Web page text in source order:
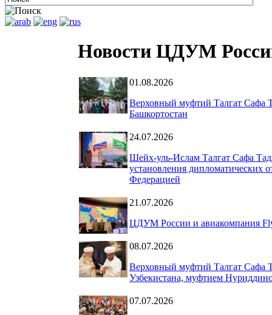
Новости ЦДУМ
01.08.2026
Верховный муфтий Талгат Сафа
Башкортостан
24.07.2026
Шейх-уль-Ислам Талгат Сафа
установления дипломатических
Федерацией
21.07.2026
ЦДУМ России и авиакомпания
08.07.2026
Верховный муфтий Талгат Сафа
Узбекистана, муфтием
07.07.2026